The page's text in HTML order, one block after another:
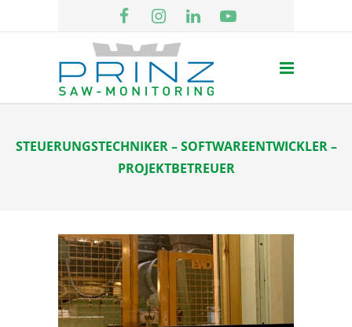
STEUERUNGSTECHNIKER – SOFTWAREENTWICKLER –
PROJEKTBETREUER